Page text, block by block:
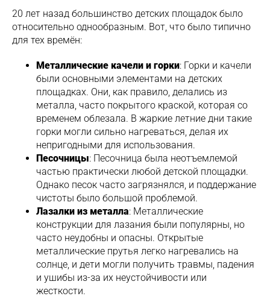
20 лет назад большинство детских площадок было
относительно однообразным. Вот, что было типично
для тех времён:
Металлические качели и горки: Горки и качели
были основными элементами на детских
площадках. Они, как правило, делались из
металла, часто покрытого краской, которая со
временем облезала. В жаркие летние дни такие
горки могли сильно нагреваться, делая их
непригодными для использования.
Песочницы: Песочница была неотъемлемой
частью практически любой детской площадки.
Однако песок часто загрязнялся, и поддержание
чистоты было большой проблемой.
Лазалки из металла: Металлические
конструкции для лазания были популярны, но
часто неудобны и опасны. Открытые
металлические прутья легко нагревались на
солнце, и дети могли получить травмы, падения
и ушибы из-за их неустойчивости или
жесткости.